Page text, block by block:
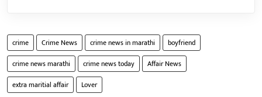
crime Crime News crime news in marathi
boyfriend
crime news marathi
crime news today
Affair News
extra maritial affair
Lover